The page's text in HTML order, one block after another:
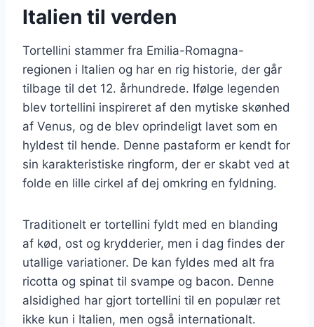
Italien til verden
Tortellini stammer fra Emilia-Romagna-
regionen i Italien og har en rig historie, der går
tilbage til det 12. århundrede. Ifølge legenden
blev tortellini inspireret af den mytiske skønhed
af Venus, og de blev oprindeligt lavet som en
hyldest til hende. Denne pastaform er kendt for
sin karakteristiske ringform, der er skabt ved at
folde en lille cirkel af dej omkring en fyldning.
Traditionelt er tortellini fyldt med en blanding
af kød, ost og krydderier, men i dag findes der
utallige variationer. De kan fyldes med alt fra
ricotta og spinat til svampe og bacon. Denne
alsidighed har gjort tortellini til en populær ret
ikke kun i Italien, men også internationalt.